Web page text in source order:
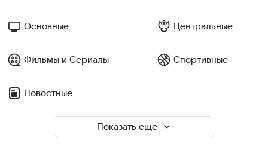
Основные Центральные
Фильмы и Сериалы Спортивные
Новостные
Показать еще